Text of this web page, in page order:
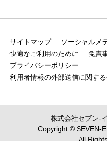
サイトマップ
ソーシャルメ
快適なご利用のために
免責
プライバシーポリシー
利用者情報の外部送信に関す
株式会社セブン‐
Copyright © SEVEN-
All